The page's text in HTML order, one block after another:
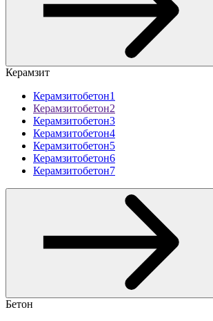
Керамзит
Керамзитобетон1
Керамзитобетон2
Керамзитобетон3
Керамзитобетон4
Керамзитобетон5
Керамзитобетон6
Керамзитобетон7
Бетон